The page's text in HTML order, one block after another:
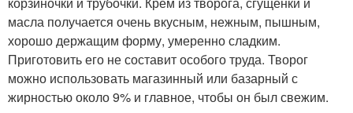
масла получается очень вкусным, нежным, пышным,
хорошо держащим форму, умеренно сладким.
Приготовить его не составит особого труда. Творог
можно использовать магазинный или базарный с
жирностью около 9% и главное, чтобы он был свежим.